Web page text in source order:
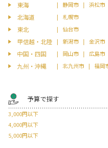
東海 静岡市 浜松市
北海道 札幌市
東北 仙台市
甲信越・北陸 新潟市 金沢市
中国・四国 岡山市 広島市
九州・沖縄 北九州市 福岡
予算で探す
3,000円以下
4,000円以下
5,000円以下